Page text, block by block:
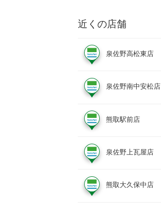
近くの店舗
泉佐野高松東店
泉佐野南中安松店
熊取駅前店
泉佐野上瓦屋店
熊取大久保中店